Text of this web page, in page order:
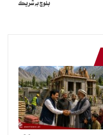
بلوچ به شريڪ